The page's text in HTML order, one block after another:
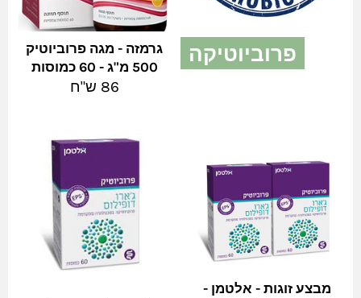
פרוביוטיקה
גרמזה - מגה פרוביוטיק
500 מ"ג - 60 כמוסות
מחיר
86 ש"ח
מבצע זוגות - אלטמן -